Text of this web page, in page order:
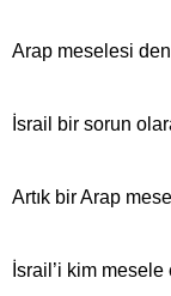
Arap meselesi
İsrail bir sorun
Artık bir Arap
İsrail’i kim